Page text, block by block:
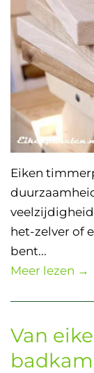
Eiken
het-zelver of
bent...
Meer lezen →
Van